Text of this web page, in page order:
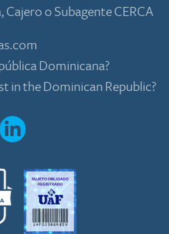
o Subagente CERCA
Dominicana?
in the Dominican Republic?